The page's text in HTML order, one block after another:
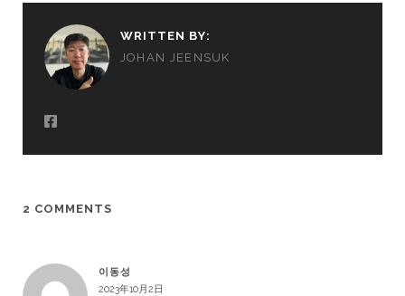
WRITTEN BY:
JOHAN JEENSUK
2 COMMENTS
이동성
2023年10月2日